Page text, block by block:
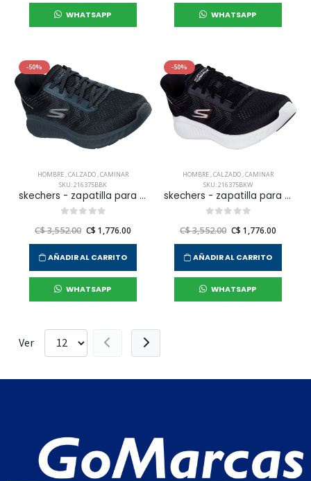
WHATSAPP WHATSAPP
-50%
HOMBRE,CALZADO,CAMINAR
SKU: 216375BBK
skechers - zapatilla para caminar go walk now para hombre
C$ 3,552.00 C$ 1,776.00
AÑADIR AL CARRITO
WHATSAPP
-50%
HOMBRE,CALZADO,CAMINAR
SKU: 216375BKW
skechers - zapatilla para caminar go walk now para hombre
C$ 3,552.00 C$ 1,776.00
AÑADIR AL CARRITO
WHATSAPP
Ver